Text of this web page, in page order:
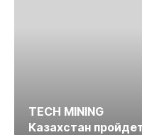
TECH MINING
Казахстан